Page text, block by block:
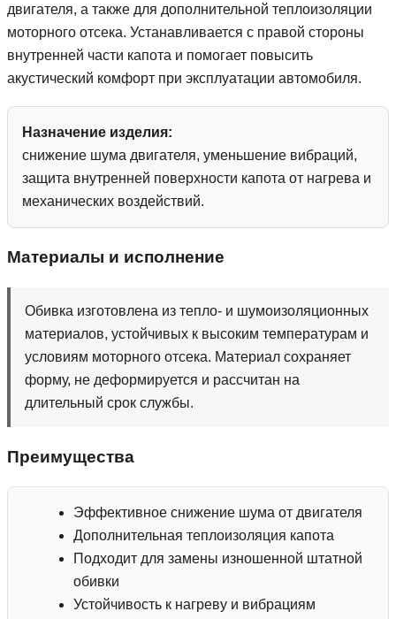
двигателя, а также для дополнительной теплоизоляции
моторного отсека. Устанавливается с правой стороны
внутренней части капота и помогает повысить
акустический комфорт при эксплуатации автомобиля.
Назначение изделия:
снижение шума двигателя, уменьшение вибраций,
защита внутренней поверхности капота от нагрева и
механических воздействий.
Материалы и исполнение
Обивка изготовлена из тепло- и шумоизоляционных
материалов, устойчивых к высоким температурам и
условиям моторного отсека. Материал сохраняет
форму, не деформируется и рассчитан на
длительный срок службы.
Преимущества
Эффективное снижение шума от двигателя
Дополнительная теплоизоляция капота
Подходит для замены изношенной штатной
обивки
Устойчивость к нагреву и вибрациям